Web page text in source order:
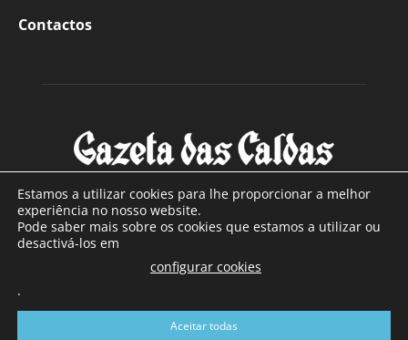
Contactos
SOBRE NÓS
Com sede nas Caldas da Rainha e mais de 90 anos de
a sul de distrito de Leiria, com mais de 40.000 leitores por
toda a região Oeste. Jornal com distribuição em Portugal
Estamos a utilizar cookies para lhe proporcionar a melhor
experiência no nosso website.
Pode saber mais sobre os cookies que estamos a utilizar ou
desactivá-los em
configurar cookies
.
Aceitar todas